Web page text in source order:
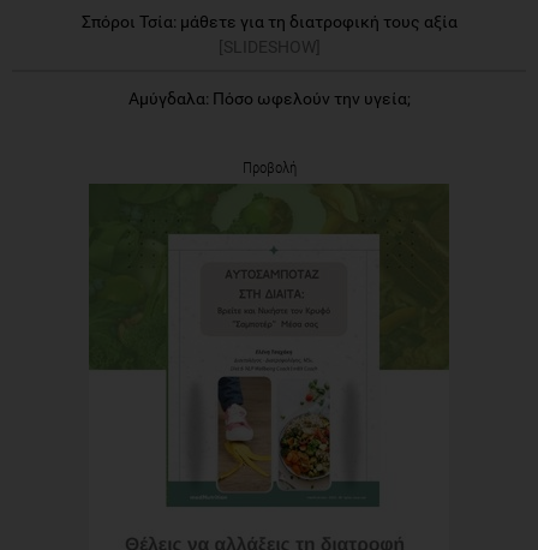
Σπόροι Τσία: μάθετε για τη διατροφική τους αξία
[SLIDESHOW]
Αμύγδαλα: Πόσο ωφελούν την υγεία;
Προβολή